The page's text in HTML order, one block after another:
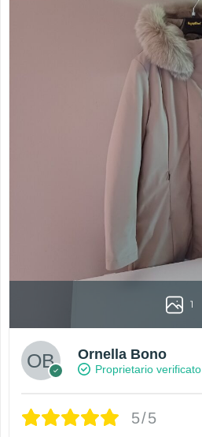
1
Ornella Bono
Proprietario verificato
5/5